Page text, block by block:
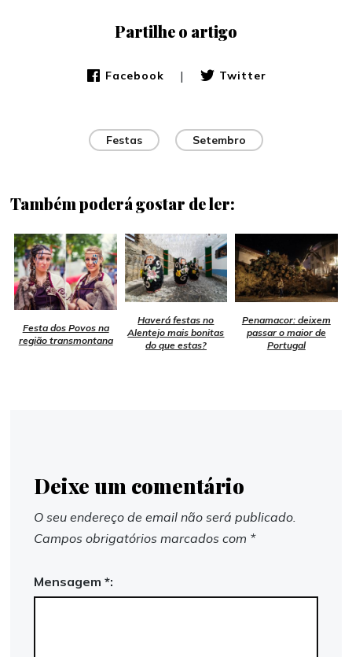
Partilhe o artigo
Facebook | Twitter
Festas Setembro
Também poderá gostar de ler:
Festa dos Povos na
região transmontana
Haverá festas no
Alentejo mais bonitas
do que estas?
Penamacor: deixem
passar o maior de
Portugal
Deixe um comentário
O seu endereço de email não será publicado.
Campos obrigatórios marcados com *
Mensagem *: